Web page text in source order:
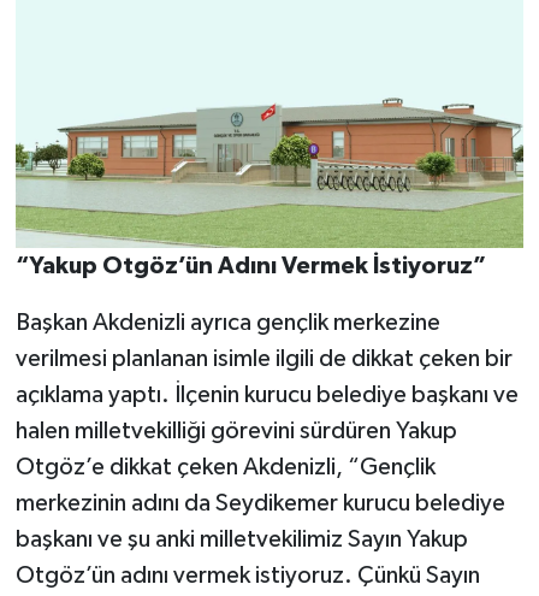
“Yakup Otgöz’ün Adını Vermek İstiyoruz”
Başkan Akdenizli ayrıca gençlik merkezine
verilmesi planlanan isimle ilgili de dikkat çeken bir
açıklama yaptı. İlçenin kurucu belediye başkanı ve
halen milletvekilliği görevini sürdüren Yakup
Otgöz’e dikkat çeken Akdenizli, “Gençlik
merkezinin adını da Seydikemer kurucu belediye
başkanı ve şu anki milletvekilimiz Sayın Yakup
Otgöz’ün adını vermek istiyoruz. Çünkü Sayın